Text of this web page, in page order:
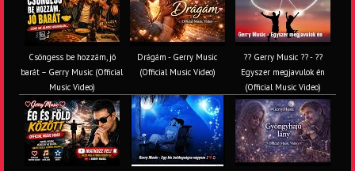
Csöngess be hozzám, jó
barát – Gerry Music (Official
Music Video)
Drágám - Gerry Music
(Official Music Video)
?? Gerry Music ?? - ??
Egyszer megjavulok én
(Official Music Video)